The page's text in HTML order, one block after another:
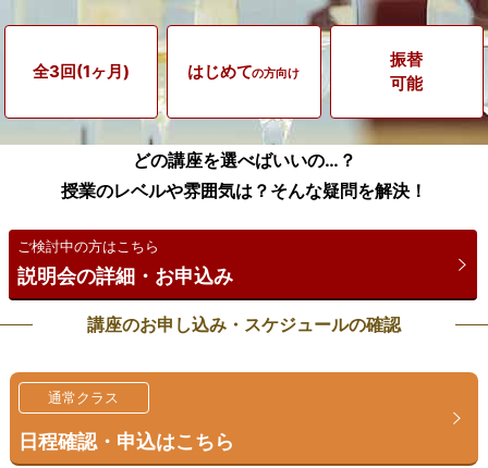
全3回(1ヶ月) はじめての方向け
振替
可能
どの講座を選べばいいの…？
授業のレベルや雰囲気は？そんな疑問を解決！
ご検討中の方はこちら
説明会の詳細・お申込み
講座のお申し込み・スケジュールの確認
通常クラス
日程確認・申込はこちら